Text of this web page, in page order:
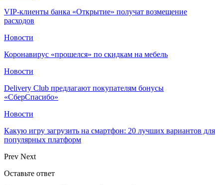
VIP-клиенты банка «Открытие» получат возмещение
расходов
Новости
Коронавирус «прошелся» по скидкам на мебель
Новости
Delivery Club предлагают покупателям бонусы
«СберСпасибо»
Новости
Какую игру загрузить на смартфон: 20 лучших вариантов для
популярных платформ
Prev Next
Оставьте ответ